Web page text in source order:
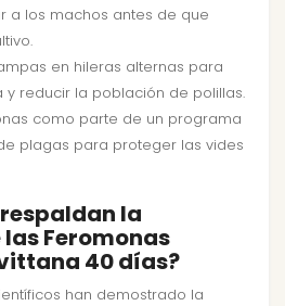
a los machos antes de que
en hileras alternas para
y reducir la población de polillas.
como parte de un programa
plagas para proteger las vides
la
Feromonas
40 días?
han demostrado la